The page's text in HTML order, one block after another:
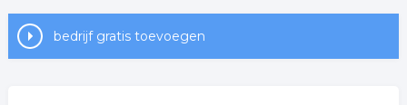
bedrijf gratis toevoegen